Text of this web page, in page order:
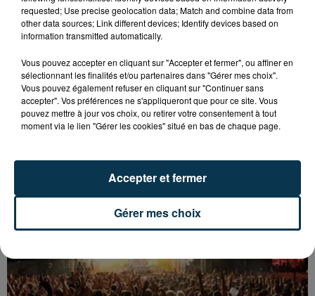
UN CASTING POUR "N’OUBLIEZ PAS LES
requested; Use precise geolocation data; Match and combine data from
other data sources; Link different devices; Identify devices based on
information transmitted automatically.
Vous pouvez accepter en cliquant sur "Accepter et fermer", ou affiner en
sélectionnant les finalités et/ou partenaires dans "Gérer mes choix".
Vous pouvez également refuser en cliquant sur "Continuer sans
accepter". Vos préférences ne s'appliqueront que pour ce site. Vous
pouvez mettre à jour vos choix, ou retirer votre consentement à tout
moment via le lien "Gérer les cookies" situé en bas de chaque page.
Gérer mes choix
Accepter et fermer